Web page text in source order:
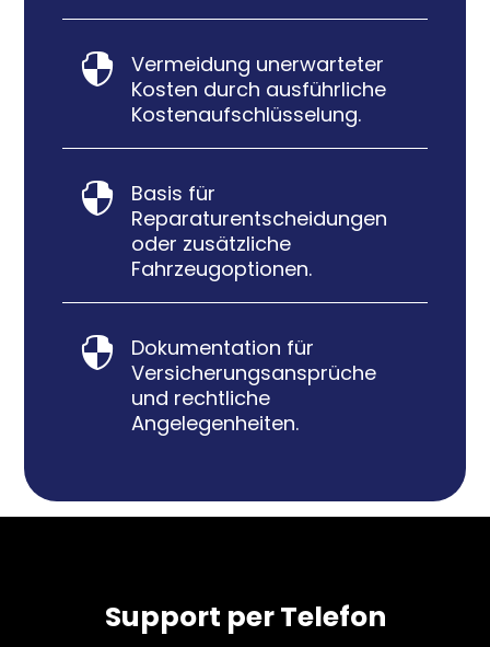

Vermeidung unerwarteter
Kosten durch ausführliche
Kostenaufschlüsselung.

Basis für
Reparaturentscheidungen
oder zusätzliche
Fahrzeugoptionen.

Dokumentation für
Versicherungsansprüche
und rechtliche
Angelegenheiten.
Support per Telefon